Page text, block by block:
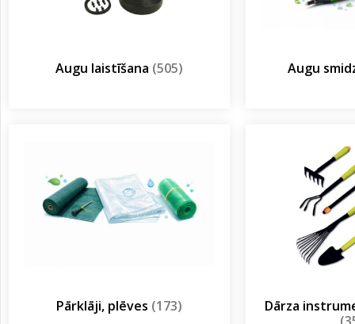
Augu laistīšana (505) Augu
Pārklāji, plēves (173)
Dārza